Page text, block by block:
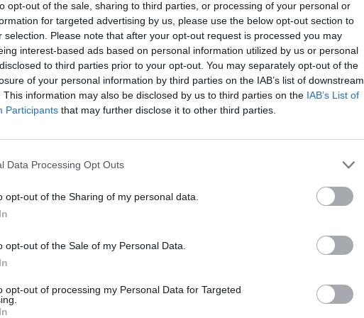
opt-out of the sale, sharing to third parties, or processing of your personal or
for targeted advertising by us, please use the below opt-out section to
selection. Please note that after your opt-out request is processed you may
interest-based ads based on personal information utilized by us or personal
to third parties prior to your opt-out. You may separately opt-out of the
of your personal information by third parties on the IAB’s list of downstream
This information may also be disclosed by us to third parties on the IAB’s List of
Participants that may further disclose it to other third parties.
Data Processing Opt Outs
opt-out of the Sharing of my personal data.
opt-out of the Sale of my Personal Data.
opt-out of processing my Personal Data for Targeted
Cependant, les propriétés tonifiantes du romarin ne
bien-être psychique et physique. Si vous passez une nuit
le matin pour affronter la journée. C’est là que le brin
pensent que mettre un brin de romarin sous l’oreiller